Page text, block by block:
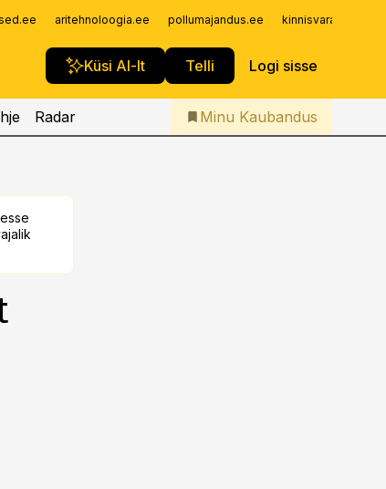
aritehnoloogia.ee pollumajandus.ee
Küsi AI-lt Telli Logi sisse
Iseteenindus
Telli Kaubandus
Radar Minu Kaubandus